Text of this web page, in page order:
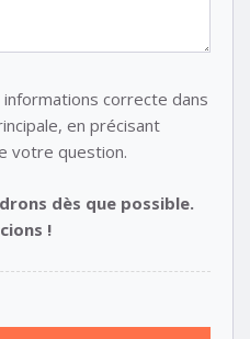
correcte dans
en précisant
votre question.
dès que possible.
!